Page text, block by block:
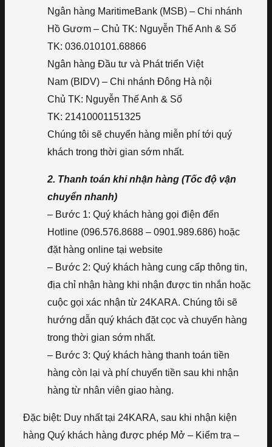
Ngân hàng MaritimeBank (MSB) – Chi nhánh
Hồ Gươm – Chủ TK: Nguyễn Thế Anh & Số
TK: 036.010101.68866
Ngân hàng Đầu tư và Phát triển Việt
Nam (BIDV) – Chi nhánh Đông Hà nội
Chủ TK: Nguyễn Thế Anh & Số
TK: 21410001151325
Chúng tôi sẽ chuyển hàng miễn phí tới quý
khách trong thời gian sớm nhất.
2. Thanh toán khi nhận hàng (Tốc độ vận
chuyển nhanh)
– Bước 1: Quý khách hàng gọi điện đến
Hotline (096.576.8688 – 0901.989.686) hoặc
đặt hàng online tại website
– Bước 2: Quý khách hàng cung cấp thông tin,
địa chỉ nhận hàng khi nhận được tin nhắn hoặc
cuộc gọi xác nhận từ 24KARA. Chúng tôi sẽ
hướng dẫn quý khách đặt cọc và chuyển hàng
trong thời gian sớm nhất.
– Bước 3: Quý khách hàng thanh toán tiền
hàng còn lại và phí chuyển tiền sau khi nhận
hàng từ nhân viên giao hàng.
Đặc biệt: Duy nhất tại 24KARA, sau khi nhận kiện
hàng Quý khách hàng được phép Mở – Kiểm tra –